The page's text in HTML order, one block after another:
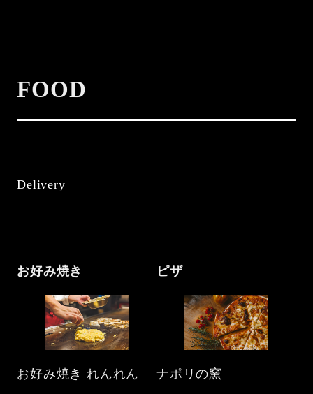
FOOD
Delivery
お好み焼き
お好み焼き れんれん
ピザ
ナポリの窯